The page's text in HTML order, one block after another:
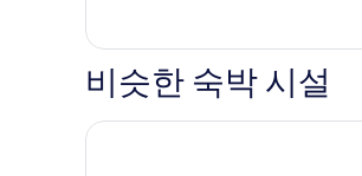
1
사
진
더
침
1
비슷한 숙박 시설
브라운캐빈